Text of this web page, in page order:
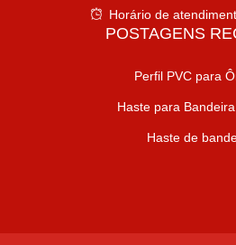
Horário de
POSTAGENS
Perfil PVC para
Haste para
Haste de